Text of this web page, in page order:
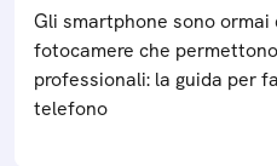
Gli smartphone sono
fotocamere che
professionali: la guida per
telefono